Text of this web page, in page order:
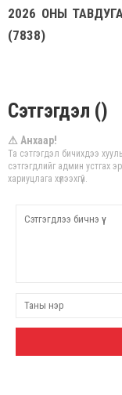
2026 ОНЫ
(7838)
Сэтгэгдэл ()
⚠ Анхаар!
Та сэтгэгдэл бичихдээ
сэтгэгдлийг админ устгах
хариуцлага хүлээхгүй.